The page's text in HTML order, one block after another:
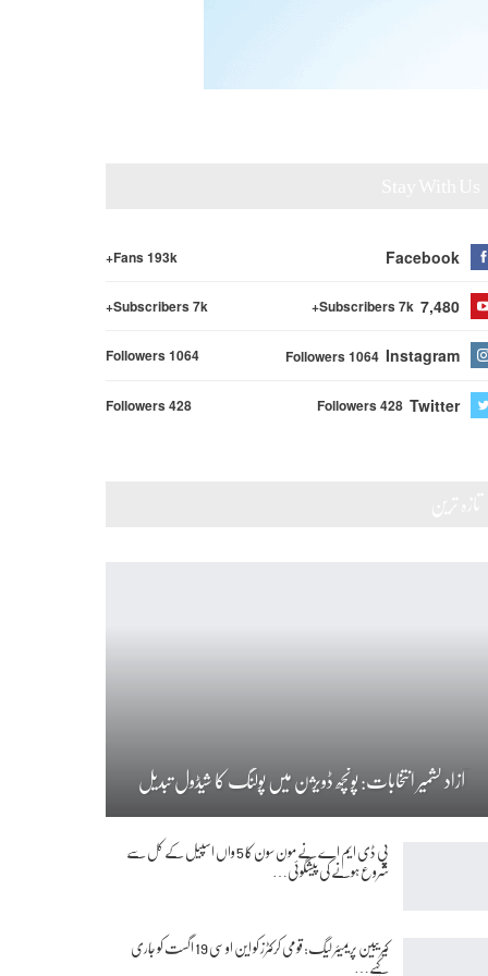
Facebook
Fans 193k+
7,480
Subscribers 7k+
Subscribers 7k+
Instagram
Followers 1064
Followers 1064
Twitter
Followers 428
Followers 428
آزاد کشمیر انتخابات: پونچھ ڈویژن میں پولنگ کا شیڈول تبدیل
پی ڈی ایم اے نے مون سون کا 5 واں اسپیل کے کل سے
شروع ہونے کی پیشگوئی…
کیریبین پریمیئر لیگ: قومی کرکٹرز کو این او سی 19 اگست کو جاری
کیے…